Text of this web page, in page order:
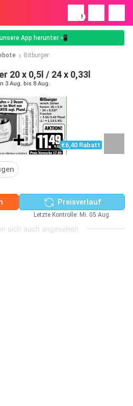
!
App herunter 📲
Bitburger
20 x 0,5l / 24 x 0,33l
3 Aug. bis 8 Aug.
€6,40 Rabatt
Preisverlauf
Letzte Kontrolle: Mi. 05 Aug.
sich auch angesehen